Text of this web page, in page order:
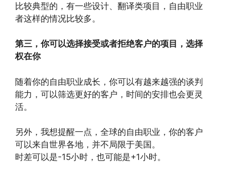
比较典型的，有一些设计、翻译类项目，自由职业
者这样的情况比较多。
第三，你可以选择接受或者拒绝客户的项目，选择
权在你
随着你的自由职业成长，你可以有越来越强的谈判
能力，可以筛选更好的客户，时间的安排也会更灵
活。
另外，我想提醒一点，全球的自由职业，你的客户
可以来自世界各地，并不局限于美国。
时差可以是-15小时，也可能是+1小时。